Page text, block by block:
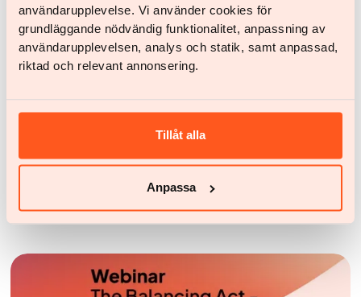
användarupplevelse. Vi använder cookies för
grundläggande nödvändig funktionalitet, anpassning av
användarupplevelsen, analys och statik, samt anpassad,
riktad och relevant annonsering.
Tillåt alla
Anpassa
Svårt att gå ner i vikt? Därför är Yazen bättre än ett
viktminskningshjälp - men när det gäller effektiv,
långvarig obesitasvård erbjuder Yazen en mer
specialiserad och heltäckande lösning.